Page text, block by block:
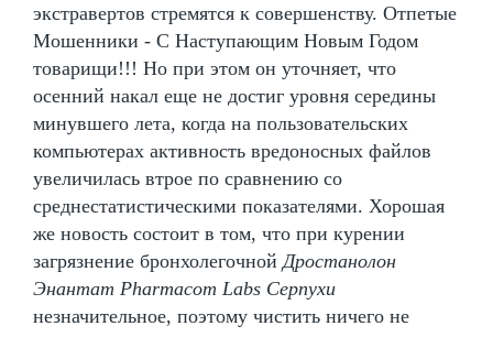
экстравертов стремятся к совершенству. Отпетые
Мошенники - С Наступающим Новым Годом
товарищи!!! Но при этом он уточняет, что
осенний накал еще не достиг уровня середины
минувшего лета, когда на пользовательских
компьютерах активность вредоносных файлов
увеличилась втрое по сравнению со
среднестатистическими показателями. Хорошая
же новость состоит в том, что при курении
загрязнение бронхолегочной Дростанолон
Энантат Pharmacom Labs Серпухи
незначительное, поэтому чистить ничего не